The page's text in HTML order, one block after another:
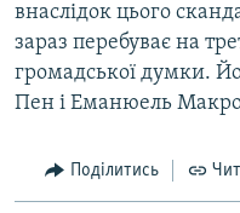
внаслідок цього
зараз перебуває на
громадської думки.
Пен і Еманюель
Поділитись